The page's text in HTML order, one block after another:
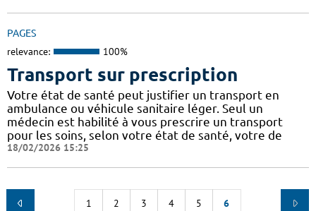
PAGES
relevance: 100%
Transport sur prescription
Votre état de santé peut justifier un transport en
ambulance ou véhicule sanitaire léger. Seul un
médecin est habilité à vous prescrire un transport
pour les soins, selon votre état de santé, votre de
18/02/2026 15:25
1 2 3 4 5 6